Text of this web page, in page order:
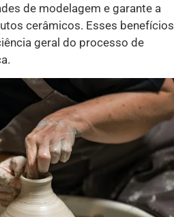
de modelagem e garante a
cerâmicos. Esses benefícios
geral do processo de